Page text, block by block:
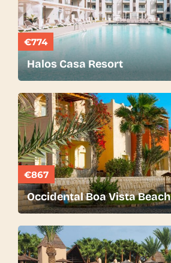
€774
Halos Casa Resort
€867
Occidental Boa Vista Beach